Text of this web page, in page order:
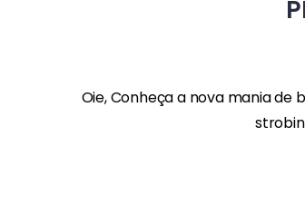
Oie, Conheça a nova mania de